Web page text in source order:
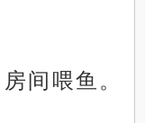
间喂鱼。